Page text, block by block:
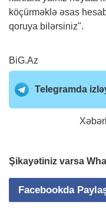
köçürməklə əsas
qoruya bilərsiniz".
BiG.Az
Telegramda
Şikayətiniz varsa
Facebookda